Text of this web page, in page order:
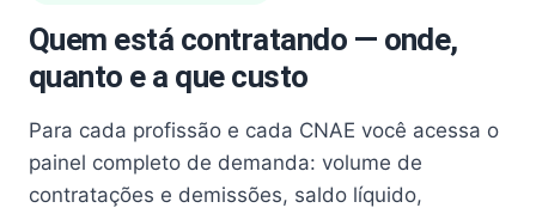
Quem está contratando — onde,
quanto e a que custo
Para cada profissão e cada CNAE você acessa o
painel completo de demanda: volume de
contratações e demissões, saldo líquido,